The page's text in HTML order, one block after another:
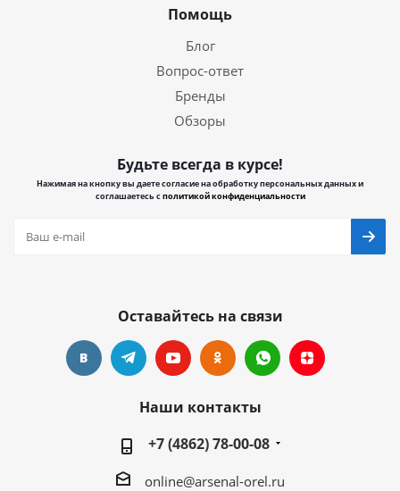
Помощь
Блог
Вопрос-ответ
Бренды
Обзоры
Будьте всегда в курсе!
Нажимая на кнопку вы даете согласие на обработку персональных данных и
соглашаетесь сполитикой конфиденциальности
Оставайтесь на связи
Наши контакты
+7 (4862) 78-00-08
online@arsenal-orel.ru